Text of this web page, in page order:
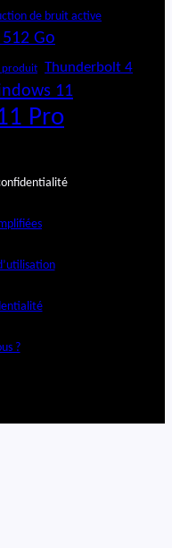
de bruit active
512 Go
produit Thunderbolt 4
11
Pro
?